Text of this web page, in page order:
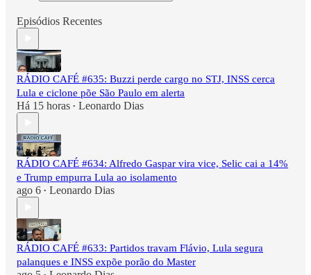
Episódios Recentes
RÁDIO CAFÉ #635: Buzzi perde cargo no STJ, INSS cerca
Lula e ciclone põe São Paulo em alerta
Há 15 horas • Leonardo Dias
RÁDIO CAFÉ #634: Alfredo Gaspar vira vice, Selic cai a 14%
e Trump empurra Lula ao isolamento
ago 6 • Leonardo Dias
RÁDIO CAFÉ #633: Partidos travam Flávio, Lula segura
palanques e INSS expõe porão do Master